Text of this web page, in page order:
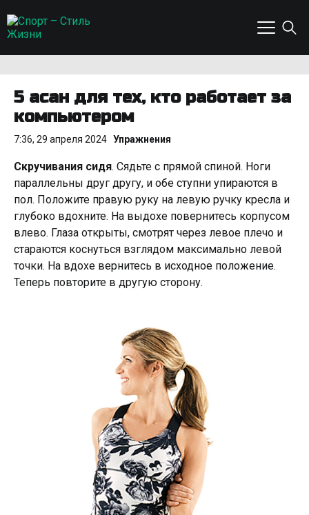
5 асан для тех, кто работает за
компьютером
7:36, 29 апреля 2024 Упражнения
Скручивания сидя. Сядьте с прямой спиной. Ноги
параллельны друг другу, и обе ступни упираются в
пол. Положите правую руку на левую ручку кресла и
глубоко вдохните. На выдохе повернитесь корпусом
влево. Глаза открыты, смотрят через левое плечо и
стараются коснуться взглядом максимально левой
точки. На вдохе вернитесь в исходное положение.
Теперь повторите в другую сторону.